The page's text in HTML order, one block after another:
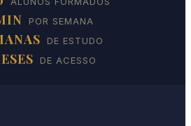
POR SEMANA
DE ESTUDO
DE ACESSO